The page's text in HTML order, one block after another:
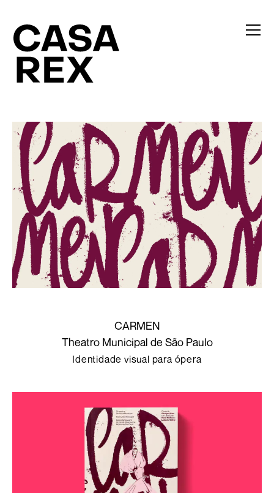
CARMEN
Theatro Municipal de São Paulo
Identidade visual para ópera